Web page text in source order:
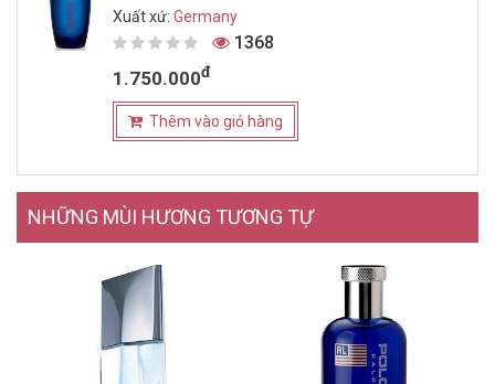
Xuất xứ:Germany
1368
1.750.000đ
Thêm vào giỏ hàng
NHỮNG MÙI HƯƠNG TƯƠNG TỰ